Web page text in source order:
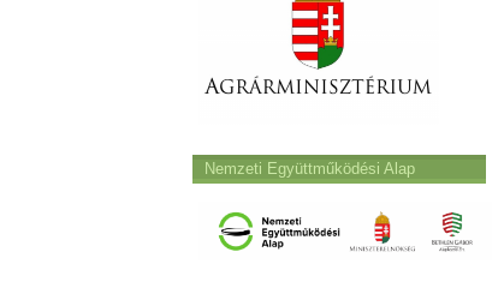
Nemzeti Együttműködési Alap